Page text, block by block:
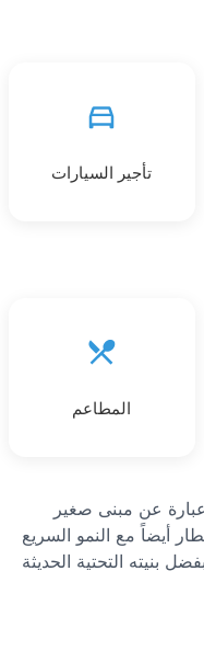
تأجير السيارات
المطاعم
في البداية عبارة عن مبنى صغير
أيضاً مع النمو السريع
بنيته التحتية الحديثة